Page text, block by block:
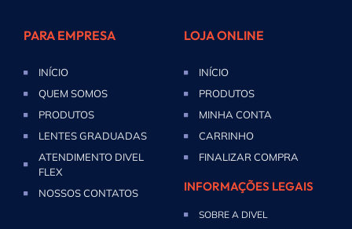
PARA EMPRESA
INÍCIO
QUEM SOMOS
PRODUTOS
LENTES GRADUADAS
ATENDIMENTO DIVEL
FLEX
NOSSOS CONTATOS
LOJA ONLINE
INÍCIO
PRODUTOS
MINHA CONTA
CARRINHO
FINALIZAR COMPRA
INFORMAÇÕES LEGAIS
SOBRE A DIVEL